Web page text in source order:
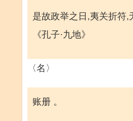
是故政举之日,夷关折
《孔子·九地》
〈名〉
账册 。